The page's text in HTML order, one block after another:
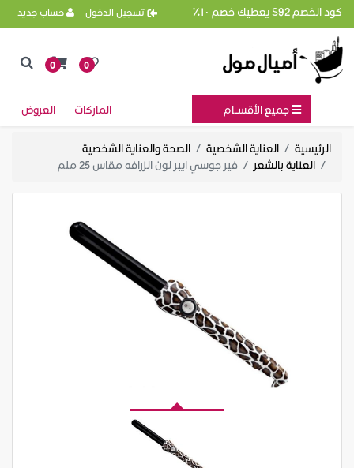
كود الخصم S92 يعطيك خصم ١٠٪ تسجيل الدخول حساب جديد
0
0
جميع الأقســام الماركات العروض
الرئيسية العناية الشخصية
الصحة والعناية الشخصية
العناية بالشعر
فير جوسي ايبر لون الزرافه مقاس 25 ملم